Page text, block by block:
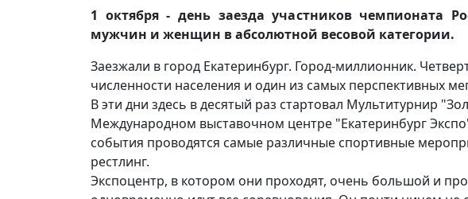
1 октября - день заезда участников чемпионата
мужчин и женщин в абсолютной весовой категории.
Заезжали в город Екатеринбург. Город-миллионник.
численности населения и один из самых перспективных
В эти дни здесь в десятый раз стартовал Мультитурнир
Международном выставочном центре "Екатеринбург
события проводятся самые различные спортивные
рестлинг.
Экспоцентр, в котором они проходят, очень большой и